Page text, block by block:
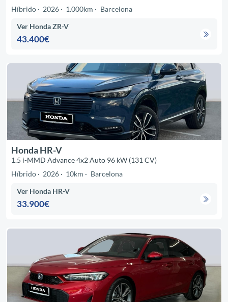
Híbrido
2026 1.000km Barcelona
Ver Honda ZR-V
43.400€
Honda HR-V
1.5 i-MMD Advance 4x2 Auto 96 kW (131 CV)
Híbrido
2026 10km Barcelona
Ver Honda HR-V
33.900€